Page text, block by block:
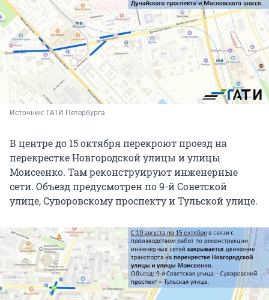
Источник: ГАТИ Петербурга
В центре до 15 октября перекроют проезд на
перекрестке Новгородской улицы и улицы
Моисеенко. Там реконструируют инженерные
сети. Объезд предусмотрен по 9-й Советской
улице, Суворовскому проспекту и Тульской улице.